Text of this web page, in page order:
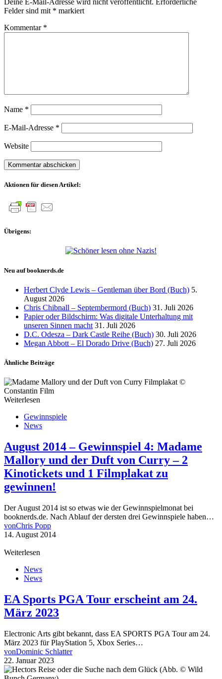
Felder sind mit * markiert
Kommentar *
Name *
E-Mail-Adresse *
Website
Aktionen für diesen Artikel:
Übrigens:
Neu auf booknerds.de
Herbert Clyde Lewis – Gentleman über Bord (Buch) 5.
August 2026
Chris Chibnall – Septembermord (Buch) 31. Juli 2026
Papier oder Bildschirm: Was digitale Unterhaltung mit
unseren Sinnen macht 31. Juli 2026
D.C. Odesza – Dark Castle Reihe (Buch) 30. Juli 2026
Megan Abbott – El Dorado Drive (Buch) 27. Juli 2026
Ähnliche Beiträge
Weiterlesen
Gewinnspiele
News
August 2014 – Gewinnspiel 4: Madame
Mallory und der Duft von Curry – 2
Kinotickets und 1 Filmplakat zu
gewinnen!
Der August 2014 ist so etwas wie der Gewinnspielmonat bei
booknerds.de. Nach Ablauf der dersten drei Gewinnspiele haben…
vonChris Popp
14. August 2014
Weiterlesen
News
News
EA Sports PGA Tour erscheint am 24.
März 2023
Electronic Arts gibt bekannt, dass EA SPORTS PGA Tour am 24.
März 2023 für PlayStation 5, Xbox Series…
vonDominic Schlatter
22. Januar 2023